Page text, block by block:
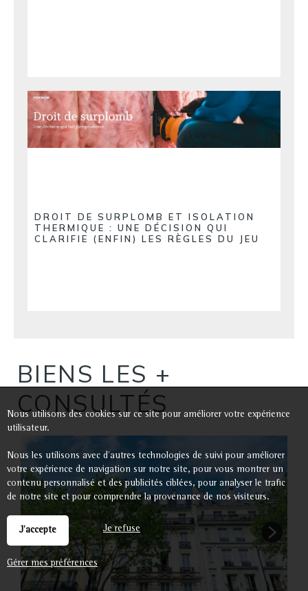
DROIT DE SURPLOMB ET ISOLATION
THERMIQUE : UNE DÉCISION QUI
CLARIFIE (ENFIN) LES RÈGLES DU JEU
BIENS LES +
CONSULTÉS
Nous utilisons des cookies sur ce site pour améliorer votre expérience
utilisateur.
Nous les utilisons avec d'autres technologies de suivi pour améliorer
votre expérience de navigation sur notre site, pour vous montrer un
contenu personnalisé et des publicités ciblées, pour analyser le trafic
de notre site et pour comprendre la provenance de nos visiteurs.
J'accepte Je refuse
Gérer mes préférences